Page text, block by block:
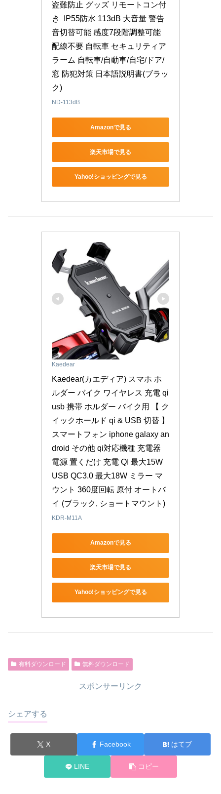
盗難防止 グッズ リモートコン付
き  IP55防水 113dB 大音量 警告
音切替可能 感度7段階調整可能
配線不要 自転車 セキュリティア
ラーム 自転車/自動車/自宅/ドア/
窓 防犯対策 日本語説明書(ブラッ
ク)
ND-113dB
Amazonで見る
楽天市場で見る
Yahoo!ショッピングで見る
Kaedear
Kaedear(カエディア) スマホ ホ
ルダー バイク ワイヤレス 充電 qi
usb 携帯 ホルダー バイク用 【 ク
イックホールド qi & USB 切替 】
スマートフォン iphone galaxy an
droid その他 qi対応機種 充電器
電源 置くだけ 充電 QI 最大15W
USB QC3.0 最大18W ミラー マ
ウント 360度回転 原付 オートバ
イ (ブラック, ショートマウント)
KDR-M11A
Amazonで見る
楽天市場で見る
Yahoo!ショッピングで見る
有料ダウンロード 無料ダウンロード
スポンサーリンク
シェアする
X Facebook はてブ
LINE コピー